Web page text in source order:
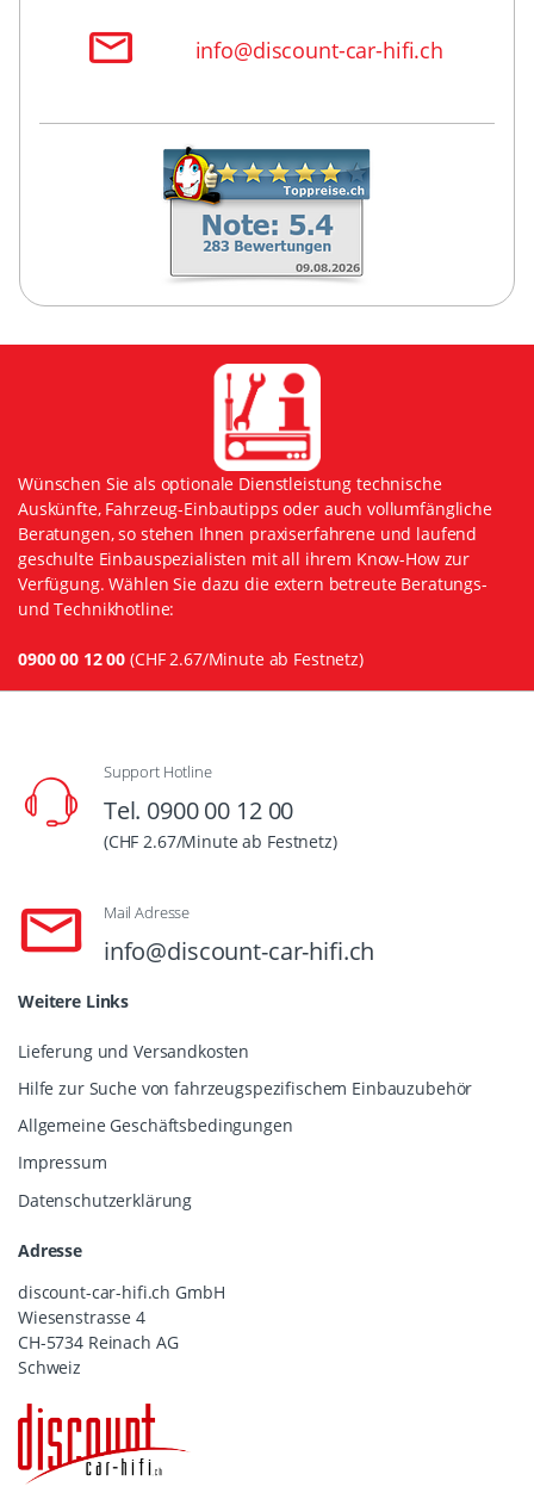
info@discount-car-hifi.ch
Wünschen Sie als optionale Dienstleistung technische
Auskünfte, Fahrzeug-Einbautipps oder auch vollumfängliche
Beratungen, so stehen Ihnen praxiserfahrene und laufend
geschulte Einbauspezialisten mit all ihrem Know-How zur
Verfügung. Wählen Sie dazu die extern betreute Beratungs-
und Technikhotline:
0900 00 12 00 (CHF 2.67/Minute ab Festnetz)
Support Hotline
Tel. 0900 00 12 00
(CHF 2.67/Minute ab Festnetz)
Mail Adresse
info@discount-car-hifi.ch
Weitere Links
Lieferung und Versandkosten
Hilfe zur Suche von fahrzeugspezifischem Einbauzubehör
Allgemeine Geschäftsbedingungen
Impressum
Datenschutzerklärung
Adresse
discount-car-hifi.ch GmbH
Wiesenstrasse 4
CH-5734 Reinach AG
Schweiz